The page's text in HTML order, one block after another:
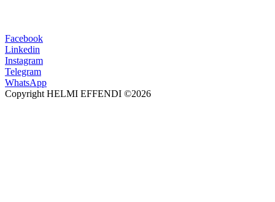
Facebook
Linkedin
Instagram
Telegram
WhatsApp
Copyright HELMI EFFENDI ©2026